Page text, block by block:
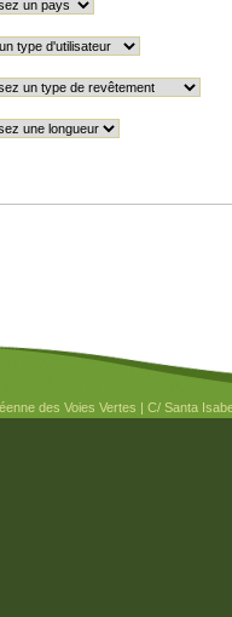
des Voies Vertes | C/ Santa